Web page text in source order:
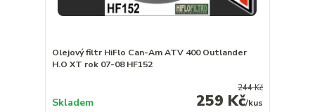
Olejový filtr HiFlo Can-Am ATV 400 Outlander
H.O XT rok 07-08 HF152
244 Kč
259 Kč/kus
Skladem